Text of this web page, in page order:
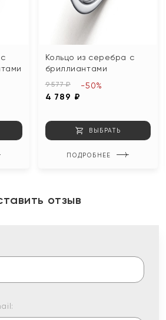
Кольцо из серебра с
бриллиантами
9 577 ₽
4 789 ₽
-50%
ВЫБРАТЬ
ПОДРОБНЕЕ
отзыв